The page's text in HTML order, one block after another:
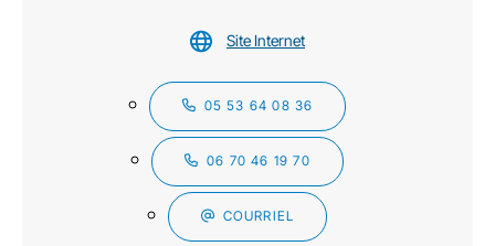
Site Internet
05 53 64 08 36
06 70 46 19 70
COURRIEL